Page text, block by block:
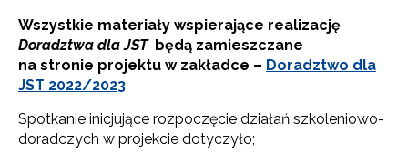
Wszystkie materiały wspierające realizację
Doradztwa dla JSTbędą zamieszczane
na stronie projektu w zakładce – Doradztwo dla
JST 2022/2023
Spotkanie inicjujące rozpoczęcie działań szkoleniowo-
doradczych w projekcie dotyczyło;